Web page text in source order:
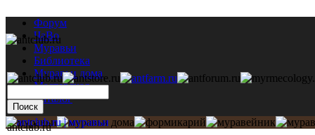
Форум
ЧаВо
Муравьи
Библиотека
Муравьи дома
Мастерская
Каталог
antclub.ru